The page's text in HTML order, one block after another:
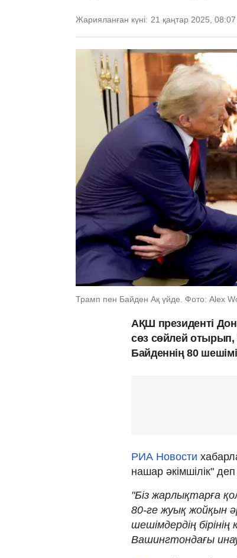
Жарияланған күні: 21 қаңтар 2025, 08:07
Трамп пен Байден Ақ үйде. Фото: Alex
АҚШ президенті
сөз сөйлей отырып,
Байденнің 80
РИА Новости
нашар әкімшілік"
"Біз жарлықтарға
80-ге жуық жойқын
шешімдердің
Вашингтондағы